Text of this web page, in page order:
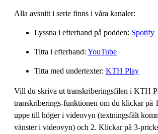
Alla avsnitt i serie finns i våra kanaler:
Lyssna i efterhand på podden: Spotify
Titta i efterhand: YouTube
Titta med undertexter: KTH Play
Vill du skriva ut transkriberingsfilen i KTH
transkriberings-funktionen om du klickar på
uppe till höger i videovyn (textningsfält
vänster i videovyn) och 2. Klickar på 3-